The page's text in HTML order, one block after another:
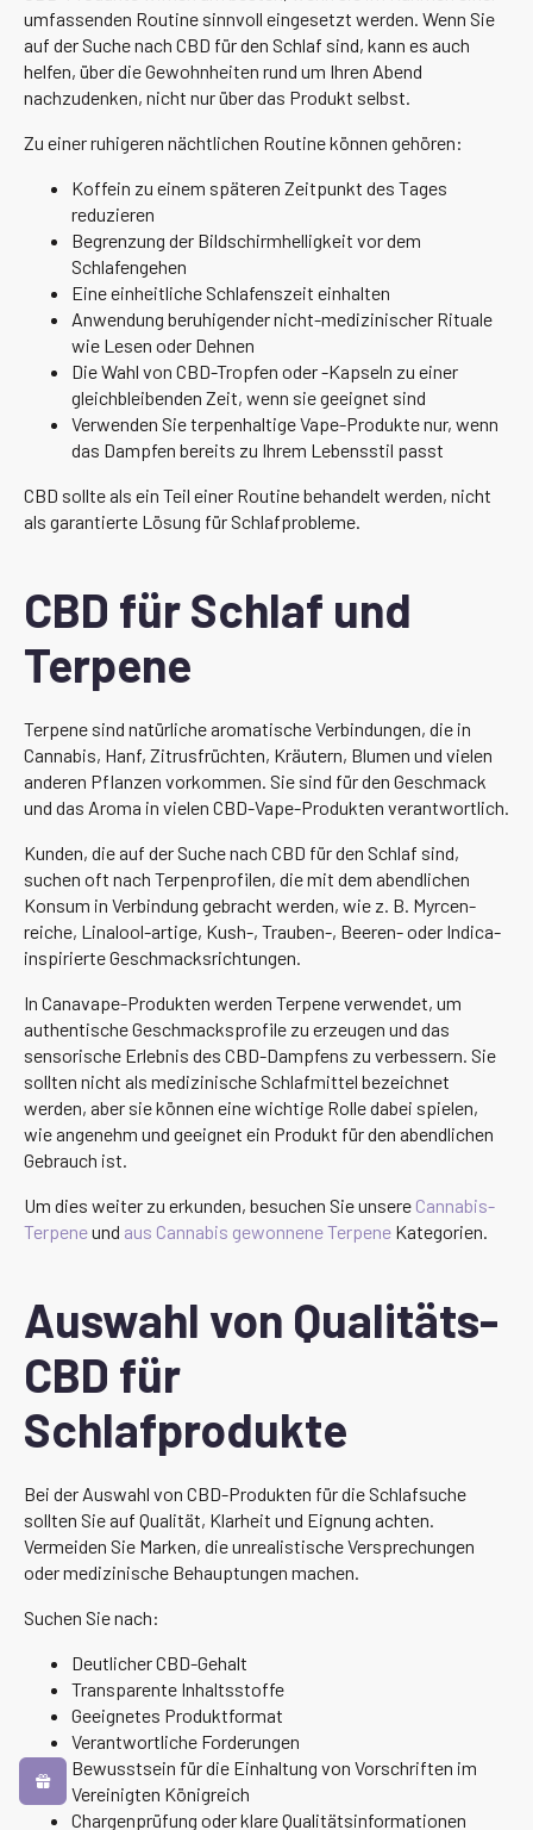
umfassenden Routine sinnvoll eingesetzt werden. Wenn Sie
auf der Suche nach CBD für den Schlaf sind, kann es auch
helfen, über die Gewohnheiten rund um Ihren Abend
nachzudenken, nicht nur über das Produkt selbst.
Zu einer ruhigeren nächtlichen Routine können gehören:
Koffein zu einem späteren Zeitpunkt des Tages
reduzieren
Begrenzung der Bildschirmhelligkeit vor dem
Schlafengehen
Eine einheitliche Schlafenszeit einhalten
Anwendung beruhigender nicht-medizinischer Rituale
wie Lesen oder Dehnen
Die Wahl von CBD-Tropfen oder -Kapseln zu einer
gleichbleibenden Zeit, wenn sie geeignet sind
Verwenden Sie terpenhaltige Vape-Produkte nur, wenn
das Dampfen bereits zu Ihrem Lebensstil passt
CBD sollte als ein Teil einer Routine behandelt werden, nicht
als garantierte Lösung für Schlafprobleme.
CBD für Schlaf und
Terpene
Terpene sind natürliche aromatische Verbindungen, die in
Cannabis, Hanf, Zitrusfrüchten, Kräutern, Blumen und vielen
anderen Pflanzen vorkommen. Sie sind für den Geschmack
und das Aroma in vielen CBD-Vape-Produkten verantwortlich.
Kunden, die auf der Suche nach CBD für den Schlaf sind,
suchen oft nach Terpenprofilen, die mit dem abendlichen
Konsum in Verbindung gebracht werden, wie z. B. Myrcen-
reiche, Linalool-artige, Kush-, Trauben-, Beeren- oder Indica-
inspirierte Geschmacksrichtungen.
In Canavape-Produkten werden Terpene verwendet, um
authentische Geschmacksprofile zu erzeugen und das
sensorische Erlebnis des CBD-Dampfens zu verbessern. Sie
sollten nicht als medizinische Schlafmittel bezeichnet
werden, aber sie können eine wichtige Rolle dabei spielen,
wie angenehm und geeignet ein Produkt für den abendlichen
Gebrauch ist.
Um dies weiter zu erkunden, besuchen Sie unsere Cannabis-
Terpeneund aus Cannabis gewonnene Terpene Kategorien.
Auswahl von Qualitäts-
CBD für
Schlafprodukte
Bei der Auswahl von CBD-Produkten für die Schlafsuche
sollten Sie auf Qualität, Klarheit und Eignung achten.
Vermeiden Sie Marken, die unrealistische Versprechungen
oder medizinische Behauptungen machen.
Suchen Sie nach:
Deutlicher CBD-Gehalt
Transparente Inhaltsstoffe
Geeignetes Produktformat
Verantwortliche Forderungen
Bewusstsein für die Einhaltung von Vorschriften im
Vereinigten Königreich
Chargenprüfung oder klare Qualitätsinformationen